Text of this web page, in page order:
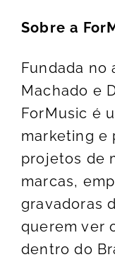
Sobre a
Fundada no
Machado e
ForMusic é
marketing e
projetos de
marcas,
gravadoras
querem ver
dentro do